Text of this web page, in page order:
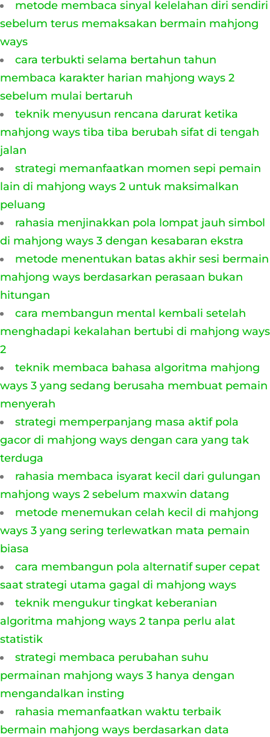
metode membaca sinyal kelelahan diri sendiri
sebelum terus memaksakan bermain mahjong
ways
cara terbukti selama bertahun tahun
membaca karakter harian mahjong ways 2
sebelum mulai bertaruh
teknik menyusun rencana darurat ketika
mahjong ways tiba tiba berubah sifat di tengah
jalan
strategi memanfaatkan momen sepi pemain
lain di mahjong ways 2 untuk maksimalkan
peluang
rahasia menjinakkan pola lompat jauh simbol
di mahjong ways 3 dengan kesabaran ekstra
metode menentukan batas akhir sesi bermain
mahjong ways berdasarkan perasaan bukan
hitungan
cara membangun mental kembali setelah
menghadapi kekalahan bertubi di mahjong ways
2
teknik membaca bahasa algoritma mahjong
ways 3 yang sedang berusaha membuat pemain
menyerah
strategi memperpanjang masa aktif pola
gacor di mahjong ways dengan cara yang tak
terduga
rahasia membaca isyarat kecil dari gulungan
mahjong ways 2 sebelum maxwin datang
metode menemukan celah kecil di mahjong
ways 3 yang sering terlewatkan mata pemain
biasa
cara membangun pola alternatif super cepat
saat strategi utama gagal di mahjong ways
teknik mengukur tingkat keberanian
algoritma mahjong ways 2 tanpa perlu alat
statistik
strategi membaca perubahan suhu
permainan mahjong ways 3 hanya dengan
mengandalkan insting
rahasia memanfaatkan waktu terbaik
bermain mahjong ways berdasarkan data